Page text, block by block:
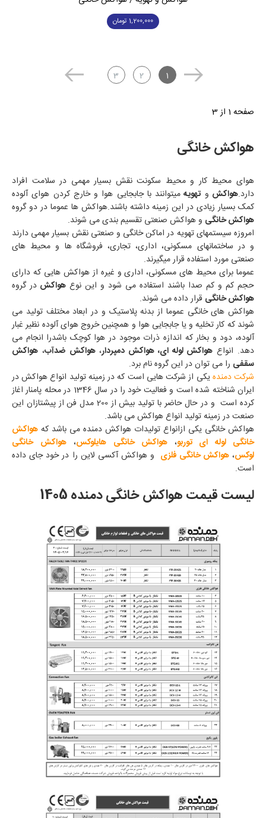
1,200,000 تومان
1
2
3
صفحه 1 از 3
هواکش خانگی
هوای محیط کار و محیط سکونت نقش بسیار مهمی در سلامت افراد
دارد.هواکش و تهویه میتوانند با جابجایی هوا و خارج کردن هوای آلوده
کمک بسیار زیادی در این زمینه داشته باشند.هواکش ها عموما در دو گروه
هواکش خانگی و هواکش صنعتی تقسیم بندی می شوند.
امروزه سیستمهای تهویه در اماکن خانگی و صنعتی نقش بسیار مهمی دارند
و در ساختمانهای مسکونی، اداری، تجاری، فروشگاه ها و محیط های
صنعتی مورد استفاده قرار میگیرند.
عموما برای محیط های مسکونی، اداری و غیره از هواکش هایی که دارای
حجم کم و کم صدا باشند استفاده می شود و این نوع هواکش در گروه
هواکش خانگی قرار داده می شوند.
هواکش های خانگی عموما از بدنه پلاستیک و در ابعاد مختلف تولید می
شوند که کار تخلیه و یا جابجایی هوا و همچنین خروج هوای آلوده نظیر غبار
آلوده، دود و بخار که اندازه ذرات موجود در هوا کوچک باشدرا انجام می
دهد. انواع هواکش لوله ای، هواکش دمپردار،هواکش ضدآب، هواکش
سقفی را می توان در این گروه نام برد.
شرکت دمندهیکی از شرکت هایی است که در زمینه تولید انواع هواکش در
ایران شناخته شده است و فعالیت خود را در سال 1346 در محله پامنار اغاز
کرده است و در حال حاضر با تولید بیش از 200 مدل فن از پیشتازان این
صنعت در زمینه تولید انواع هواکش می باشد.
هواکش خانگی یکی ازانواع تولیدات هواکش دمنده می باشد که هواکش
خانگی لوله ای توربو، هواکش خانگی هایلوکس،هواکش خانگی
لوکس،هواکش خانگی فلزی و هواکش آکسی لاین را در خود جای داده
است.
لیست قیمت هواکش خانگی دمنده 1405